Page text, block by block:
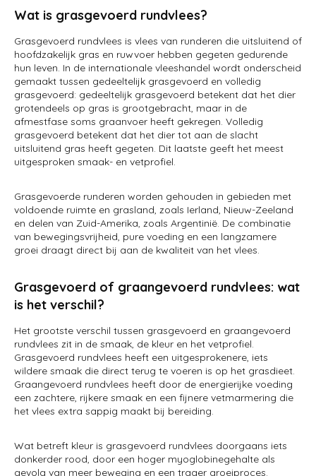
Wat is grasgevoerd rundvlees?
Grasgevoerd rundvlees is vlees van runderen die uitsluitend of
hoofdzakelijk gras en ruwvoer hebben gegeten gedurende
hun leven. In de internationale vleeshandel wordt onderscheid
gemaakt tussen gedeeltelijk grasgevoerd en volledig
grasgevoerd: gedeeltelijk grasgevoerd betekent dat het dier
grotendeels op gras is grootgebracht, maar in de
afmestfase soms graanvoer heeft gekregen. Volledig
grasgevoerd betekent dat het dier tot aan de slacht
uitsluitend gras heeft gegeten. Dit laatste geeft het meest
uitgesproken smaak- en vetprofiel.
Grasgevoerde runderen worden gehouden in gebieden met
voldoende ruimte en grasland, zoals Ierland, Nieuw-Zeeland
en delen van Zuid-Amerika, zoals Argentinië. De combinatie
van bewegingsvrijheid, pure voeding en een langzamere
groei draagt direct bij aan de kwaliteit van het vlees.
Grasgevoerd of graangevoerd rundvlees: wat
is het verschil?
Het grootste verschil tussen grasgevoerd en graangevoerd
rundvlees zit in de smaak, de kleur en het vetprofiel.
Grasgevoerd rundvlees heeft een uitgesprokenere, iets
wildere smaak die direct terug te voeren is op het grasdieet.
Graangevoerd rundvlees heeft door de energierijke voeding
een zachtere, rijkere smaak en een fijnere vetmarmering die
het vlees extra sappig maakt bij bereiding.
Wat betreft kleur is grasgevoerd rundvlees doorgaans iets
donkerder rood, door een hoger myoglobinegehalte als
gevolg van meer beweging en een trager groeiproces.